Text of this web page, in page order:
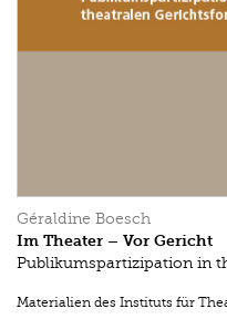
Géraldine Boesch
Im Theater – Vor Gericht
Publikumspartizipation in
Materialien des Instituts für